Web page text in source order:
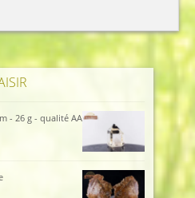
- 26 g - qualité AA